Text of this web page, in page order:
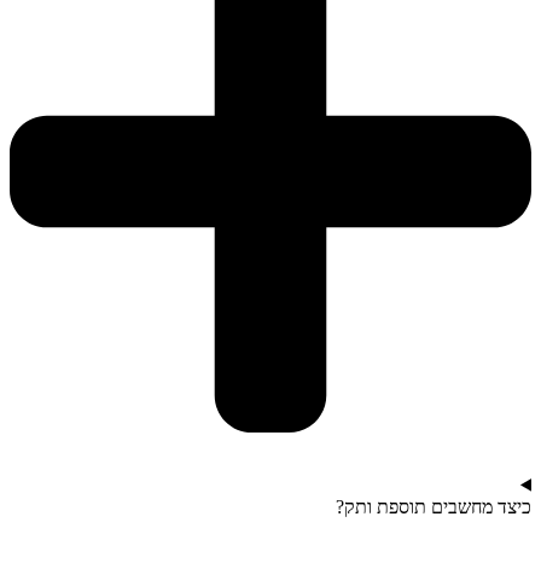
כיצד מחשבים תוספת ותק?